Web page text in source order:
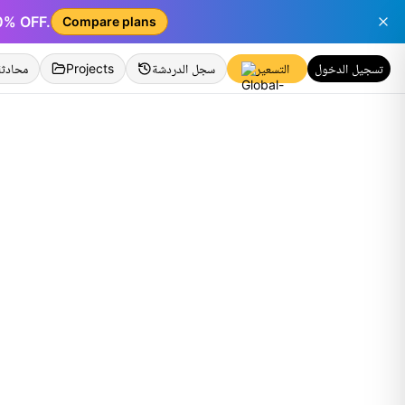
OFF. Compare plans
Projects سجل الدردشة التسعير تسجيل الدخول